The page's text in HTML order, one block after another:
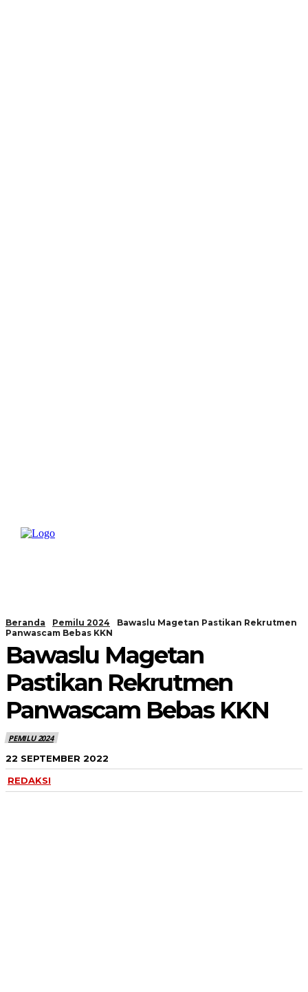
Beranda Pemilu 2024
Bawaslu Magetan Pastikan Rekrutmen
Panwascam Bebas KKN
Bawaslu Magetan
Pastikan Rekrutmen
Panwascam Bebas KKN
PEMILU 2024
22 SEPTEMBER 2022
REDAKSI